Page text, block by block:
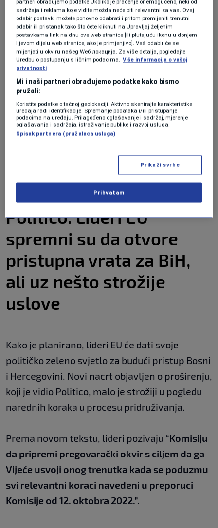
pregovora o pristupanju s Ukrajinom i
Moldavijom, nakon što su te države poduzele
važne korake utvrđene u izvještaju EK-a o
proširenju od 8. novembra 2023. Čelnici su
tada također izrazili spremnost za otvaranje
pregovora o pristupanju s Bosnom i
Hercegovinom kada se u potrebnoj mjeri
ispune kriteriji za članstvo.
članstvo u EU-u u februaru 2016. godine, a
status zemlje kandidatkinje dodijeljen joj je u
Politico: Lideri EU
spremni su da otvore
pristupna vrata za BiH,
ali uz nešto strožije
uslove
Kako je planirano, lideri EU će dati svoje
političko zeleno svjetlo za budući pristup Bosni
i Hercegovini. Novi nacrt objavljen o proširenju,
koji je vidio Politico, malo je strožiji u pogledu
narednih koraka u procesu pridruživanja.
Prema novom tekstu, lideri pozivaju “Komisiju
da pripremi pregovarački okvir s ciljem da ga
Vijeće usvoji onog trenutka kada se poduzmu
svi relevantni koraci navedeni u preporuci
Komisije od 12. oktobra 2022.”.
partneri obrađujemo podatke Ukoliko je praćenje onemogućeno, neki od
sadržaja i reklama koje vidite možda neće biti relevantni za vas. Ovaj
odabir postavki možete ponovno odabrati i pritom promijeniti trenutni
odabir ili pristanak tako što ćete kliknuti na Upravljaj željenim
postavkama link na dnu ove web stranice [ili plutajuću ikonu u donjem
lijevom dijelu web stranice, ako je primjenjivo]. Vaš odabir će se
mijenjati u okviru našeg Wеб локација. Za više detalja, pogledajte
Uredbu o postupanju s ličnim podacima. Više informacija o vašoj
privatnosti
Mi i naši partneri obrađujemo podatke kako bismo
pružali:
Koristite podatke o tačnoj geolokaciji. Aktivno skenirajte karakteristike
uređaja radi identifikacije. Spremanje podataka i/ili pristupanje
podacima na uređaju. Prilagođeno oglašavanje i sadržaj, mjerenje
oglašavanja i sadržaja, istraživanje publike i razvoj usluga.
Spisak partnera (pružalaca usluga)
Prikaži svrhe
Prihvatam